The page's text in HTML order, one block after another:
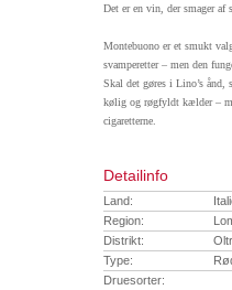
Det er en vin, der smager
Montebuono er et smukt
svamperetter – men den
Skal det gøres i Lino’s ånd,
kølig og røgfyldt kælder –
cigaretterne.
Detailinfo
Land:
Region:
Distrikt:
Type:
Druesorter: